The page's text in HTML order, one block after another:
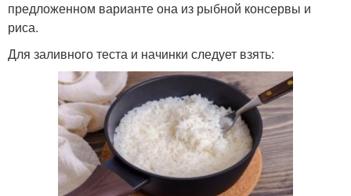
предложенном варианте она из рыбной консервы и
риса.
Для заливного теста и начинки следует взять: